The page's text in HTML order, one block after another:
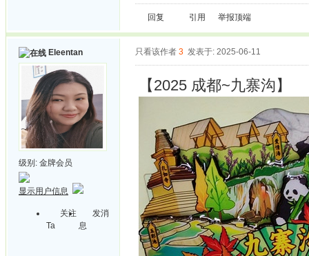
回复 引用 举报顶端
Eleentan
级别: 金牌会员
显示用户信息
关注
Ta
发消
息
只看该作者 3 发表于: 2025-06-11
【2025 成都~九寨沟】